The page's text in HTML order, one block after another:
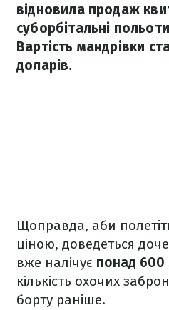
відновила продаж
суборбітальні
Вартість мандрівки
доларів.
Щоправда, аби
ціною, доведеться
вже налічує понад
кількість охочих
борту раніше.